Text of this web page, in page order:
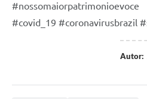
#covid_19 #coronavirusbrazil
Autor: